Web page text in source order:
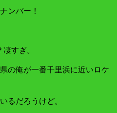
ンバー！
すぎ。
の俺が一番千里浜に近いロケ
るだろうけど。